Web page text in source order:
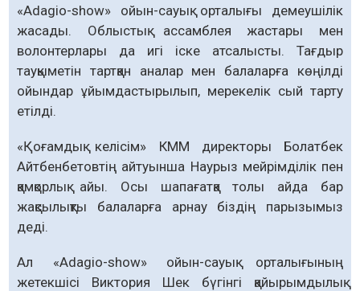
«Adagio-show» ойын-сауық орталығы демеушілік
жасады. Облыстық ассамблея жастары мен
волонтерлары да игі іске атсалысты. Тағдыр
тауқыметін тартқан аналар мен балаларға көңілді
ойындар ұйымдастырылып, мерекелік сый тарту
етілді.
«Қоғамдық келісім» КММ директоры Болатбек
Айтбенбетовтің айтуынша Наурыз мейрімділік пен
қамқорлық айы. Осы шапағатқа толы айда бар
жақсылықты балаларға арнау біздің парызымыз
деді.
Ал «Adagio-show» ойын-сауық орталығының
жетекшісі Виктория Шек бүгінгі қайырымдылық